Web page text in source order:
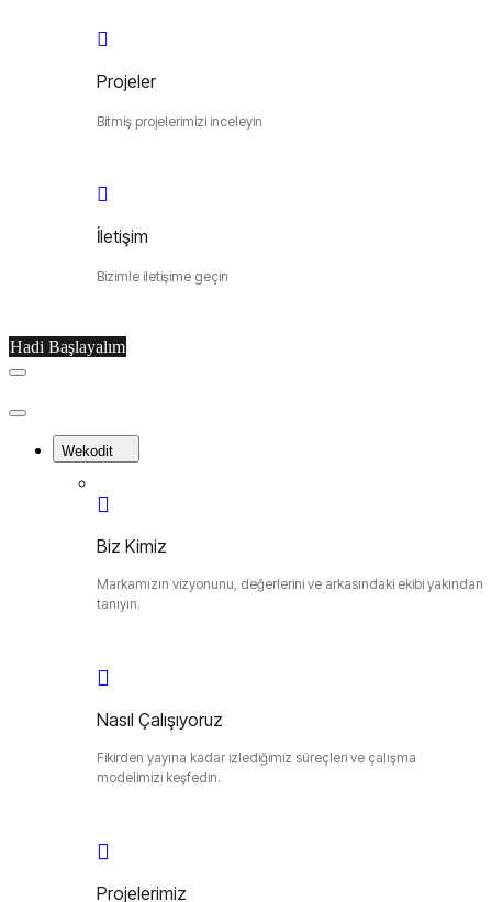
Projeler
Bitmiş projelerimizi inceleyin
İletişim
Bizimle iletişime geçin
Hadi Başlayalım
Menu
Close
Wekodit
Biz Kimiz
Markamızın vizyonunu, değerlerini ve arkasındaki ekibi yakından
tanıyın.
Nasıl Çalışıyoruz
Fikirden yayına kadar izlediğimiz süreçleri ve çalışma
modelimizi keşfedin.
Projelerimiz